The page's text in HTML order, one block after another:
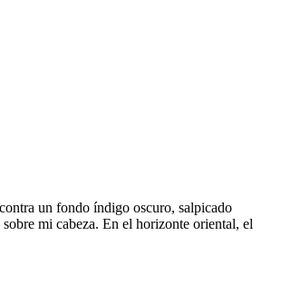
un fondo índigo oscuro, salpicado
mi cabeza. En el horizonte oriental, el